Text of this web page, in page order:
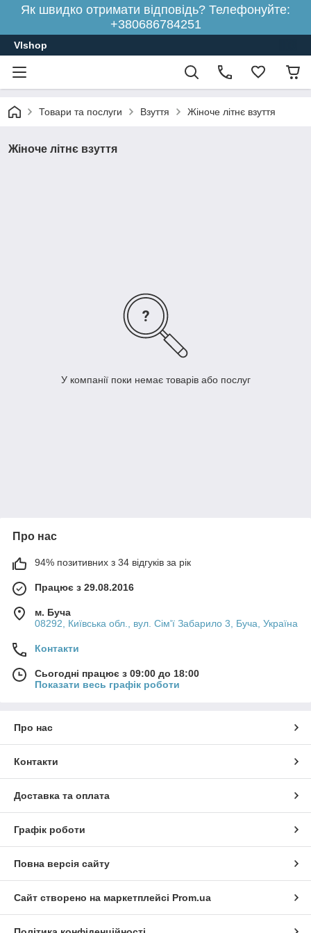
Як швидко отримати відповідь? Телефонуйте:
+380686784251
Vlshop
Товари та послуги Взуття Жіноче літнє взуття
Жіноче літнє взуття
У компанії поки немає товарів або послуг
Про нас
94% позитивних з 34 відгуків за рік
Працює з 29.08.2016
м. Буча
08292, Київська обл., вул. Сім'ї Забарило 3, Буча, Україна
Контакти
Сьогодні працює з 09:00 до 18:00
Показати весь графік роботи
Про нас
Контакти
Доставка та оплата
Графік роботи
Повна версія сайту
Сайт створено на маркетплейсі Prom.ua